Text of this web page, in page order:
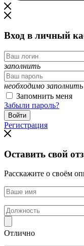
Вход в личный
заполнить
необходимо заполнить
Запомнить меня
Забыли пароль?
Регистрация
Оставить свой
Расскажите о своём
Отлично